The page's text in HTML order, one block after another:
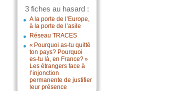
3 fiches au hasard :
A la porte de l’Europe,
à la porte de l’asile
Réseau TRACES
« Pourquoi as-tu quitté
ton pays? Pourquoi
es-tu là, en France? »
Les étrangers face à
l’injonction
permanente de justifier
leur présence